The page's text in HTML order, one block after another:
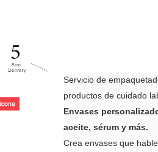
Servicio de
productos de cuidado
Envases
aceite, sérum y más.
Crea envases que